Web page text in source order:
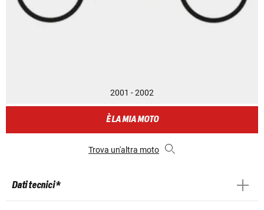
2001 - 2002
È LA MIA MOTO
Trova un'altra moto
Dati tecnici *